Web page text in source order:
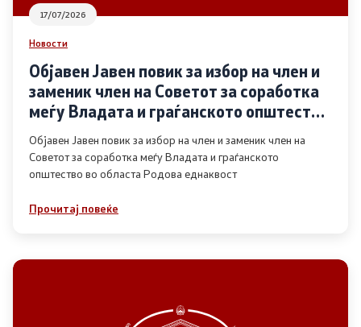
Дијалог меѓу Владата и граѓанскиот сектор
Отворени денови за иницијативи на граѓанските
организации
Финансиска поддршка
17/07/2026
Новости
Објавен Јавен повик за избор на член и
заменик член на Советот за соработка
меѓу Владата и граѓанското општество
во областа Родова еднаквост
Објавен Јавен повик за избор на член и заменик член на
Советот за соработка меѓу Владата и граѓанското
општество во областа Родова еднаквост
Прочитај повеќе